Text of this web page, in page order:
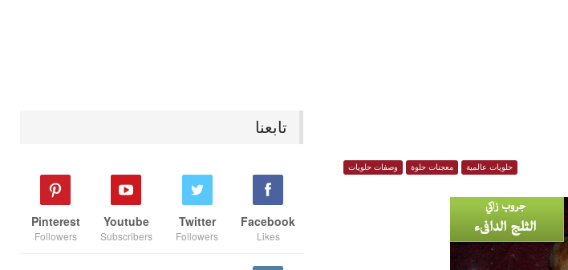
حلويات عالمية معجنات حلوة وصفات حلويات
تابعنا
Facebook
Likes
Twitter
Followers
Youtube
Subscribers
Pinterest
Followers